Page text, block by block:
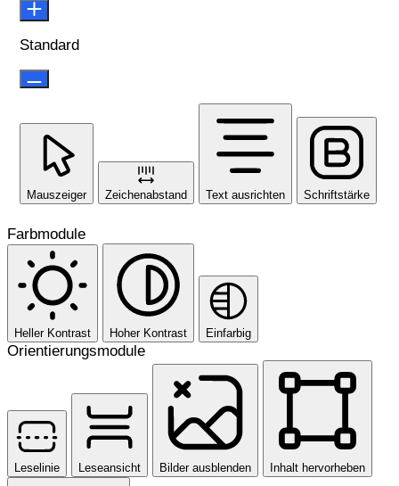
Standard
Mauszeiger Zeichenabstand Text ausrichten Schriftstärke
Farbmodule
Heller Kontrast Hoher Kontrast Einfarbig
Orientierungsmodule
Leselinie Leseansicht Bilder ausblenden Inhalt hervorheben